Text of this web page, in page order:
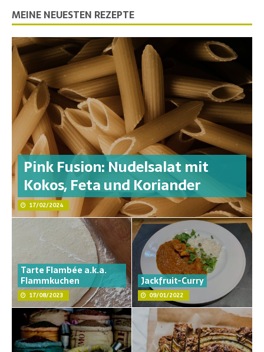
MEINE NEUESTEN REZEPTE
Pink Fusion: Nudelsalat mit
Kokos, Feta und Koriander
17/02/2024
Tarte Flambée a.k.a.
Flammkuchen
17/08/2023
Jackfruit-Curry
09/01/2022